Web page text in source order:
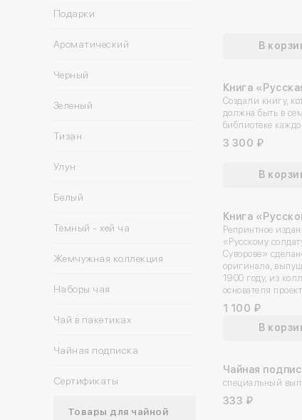
Подарки
Ароматический
Черный
Зеленый
Тизан
Улун
Белый
Темный - хей ча
Жемчужная коллекция
Наборы чая
Чай в пакетиках
Чайная подписка
Сертификаты
Товары для чайной
В
Книга
традиция»
Создали книгу,
должна быть в
библиотеке
3 300 ₽
В
Книга
солдату о
Репринтное
«Русскому
Суворове»
оригинала,
1900 году, из
основателя
1 100 ₽
В
Чайная
юбилею Зои
Богуславской
специальный
333 ₽